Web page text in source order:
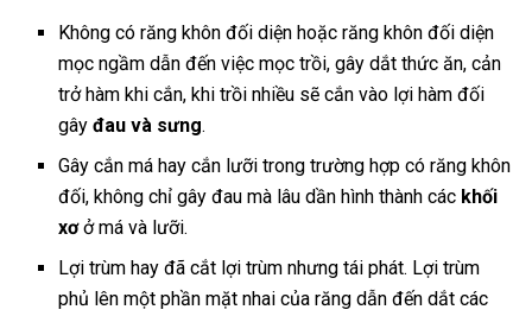
Không có răng khôn đối diện hoặc răng khôn đối diện
mọc ngầm dẫn đến việc mọc trồi, gây dắt thức ăn, cản
trở hàm khi cắn, khi trồi nhiều sẽ cắn vào lợi hàm đối
gâyđau và sưng.
Gây cắn má hay cắn lưỡi trong trường hợp có răng khôn
đối, không chỉ gây đau mà lâu dần hình thành các khối
xơở má và lưỡi.
Lợi trùm hay đã cắt lợi trùm nhưng tái phát. Lợi trùm
phủ lên một phần mặt nhai của răng dẫn đến dắt các